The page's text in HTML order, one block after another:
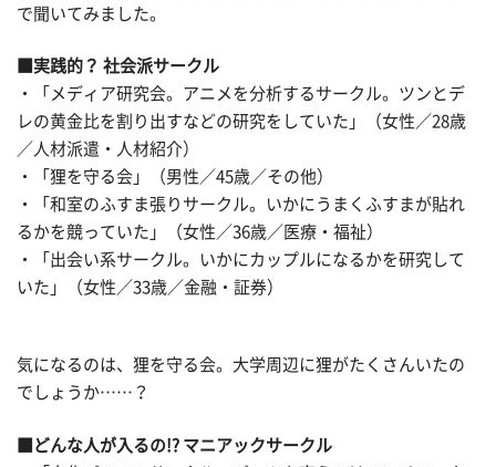
で聞いてみました。
■実践的？ 社会派サークル
・「メディア研究会。アニメを分析するサークル。ツンとデ
レの黄金比を割り出すなどの研究をしていた」（女性／28歳
／人材派遣・人材紹介）
・「狸を守る会」（男性／45歳／その他）
・「和室のふすま張りサークル。いかにうまくふすまが貼れ
るかを競っていた」（女性／36歳／医療・福祉）
・「出会い系サークル。いかにカップルになるかを研究して
いた」（女性／33歳／金融・証券）
気になるのは、狸を守る会。大学周辺に狸がたくさんいたの
でしょうか……？
■どんな人が入るの!? マニアックサークル